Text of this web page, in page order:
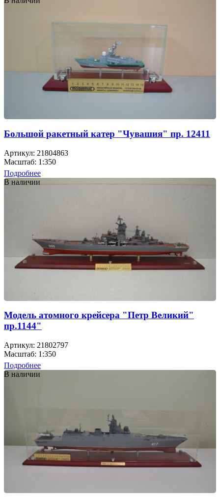
Большой ракетный катер "Чувашия" пр. 12411
Артикул: 21804863
Масштаб: 1:350
Подробнее
В наличии
Модель атомного крейсера "Петр Великий"
пр.1144"
Артикул: 21802797
Масштаб: 1:350
Подробнее
В наличии